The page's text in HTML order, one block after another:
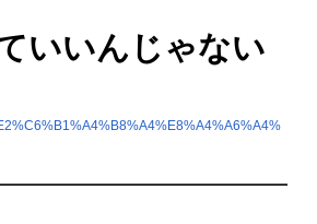
いいんじゃない